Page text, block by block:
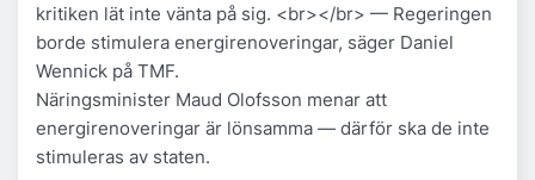
kritiken lät inte vänta på sig. <br></br> — Regeringen
borde stimulera energirenoveringar, säger Daniel
Wennick på TMF.
Näringsminister Maud Olofsson menar att
energirenoveringar är lönsamma — därför ska de inte
stimuleras av staten.